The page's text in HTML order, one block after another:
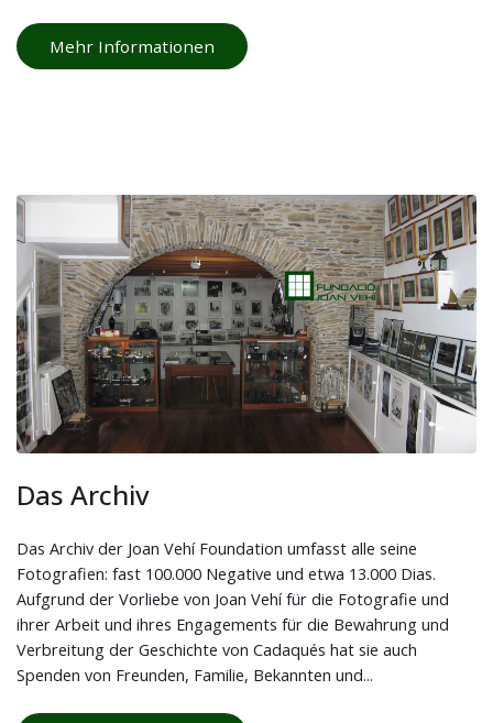
Mehr Informationen
Das Archiv
Das Archiv der Joan Vehí Foundation umfasst alle seine
Fotografien: fast 100.000 Negative und etwa 13.000 Dias.
Aufgrund der Vorliebe von Joan Vehí für die Fotografie und
ihrer Arbeit und ihres Engagements für die Bewahrung und
Verbreitung der Geschichte von Cadaqués hat sie auch
Spenden von Freunden, Familie, Bekannten und...